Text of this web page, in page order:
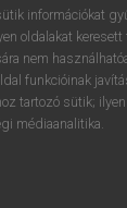
információkat
oldalakat keresett
nem
funkcióinak
tartozó sütik;
médiaanalitika.
u i
l é
m , .